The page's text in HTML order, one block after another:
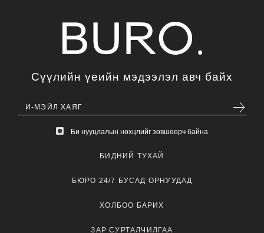
Сүүлийн үеийн мэдээлэл авч байх
Би нууцлалын нөхцлийг зөвшөөрч байна
БИДНИЙ ТУХАЙ
БЮРО 24/7 БУСАД ОРНУУДАД
ХОЛБОО БАРИХ
ЗАР СУРТАЛЧИЛГАА